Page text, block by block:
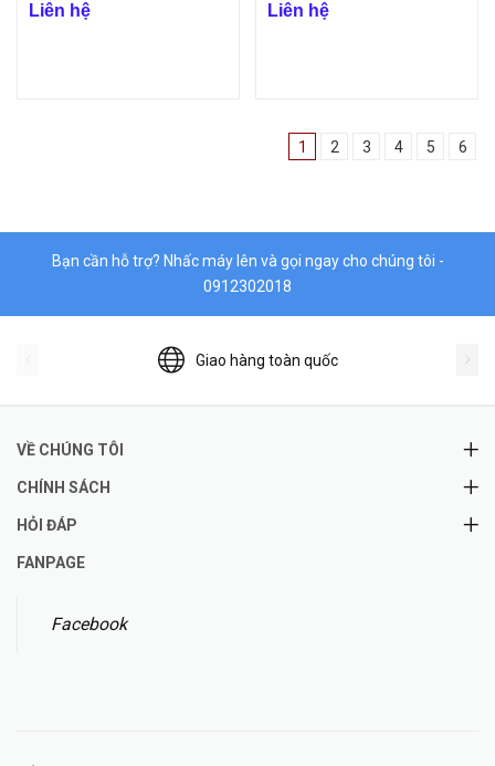
Liên hệ Liên hệ
1 2 3 4 5 6
Bạn cần hỗ trợ? Nhấc máy lên và gọi ngay cho chúng tôi -
0912302018
Giao hàng toàn quốc
VỀ CHÚNG TÔI
CHÍNH SÁCH
HỎI ĐÁP
FANPAGE
Facebook